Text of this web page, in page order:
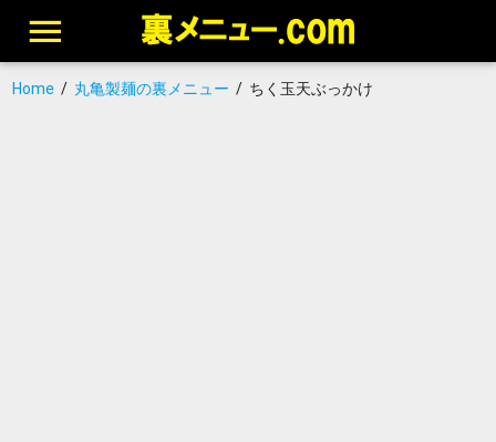
Home/ 丸亀製麺の裏メニュー / ちく玉天ぶっかけ